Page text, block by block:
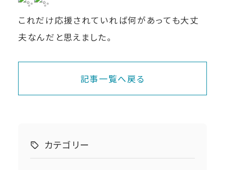
これだけ応援されていれば何があっても大丈
夫なんだと思えました。
記事一覧へ戻る
カテゴリー